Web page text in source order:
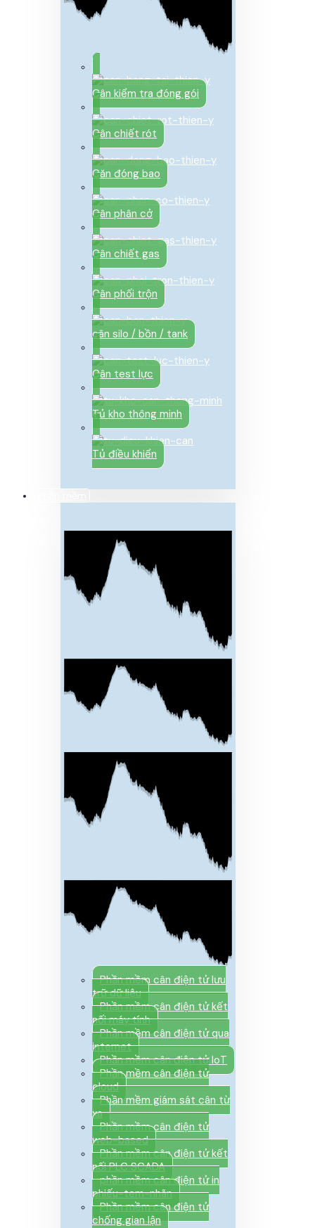
Cân kiểm tra đóng gói
Cân chiết rót
Căn đóng bao
Cân phân cở
Cân chiết gas
Cân phối trộn
cân silo / bồn / tank
Cân test lực
Tủ kho thông minh
Tủ điều khiển
Phần mềm cân điện tử lưu
trữ dữ liệu
Phần mềm cân điện tử kết
nối máy tính
Phần mềm cân điện tử qua
internet
Phần mềm cân điện tử IoT
Phần mềm cân điện tử
cloud
Phần mềm giám sát cân từ
xa
Phần mềm cân điện tử
web-based
Phần mềm cân điện tử kết
nối PLC SCADA
phần mềm cân điện tử in
phiếu-tem-nhãn
Phần mềm cân điện tử
chống gian lận